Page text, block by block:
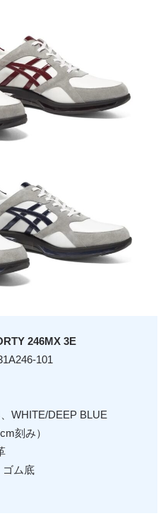
246MX 3E
101
WHITE/DEEP BLUE
刻み）
ゴム底